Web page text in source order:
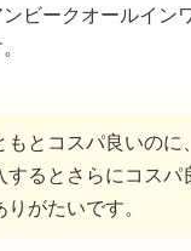
ビークオールイン
もとコスパ良いのに
するとさらにコスパ
りがたいです。